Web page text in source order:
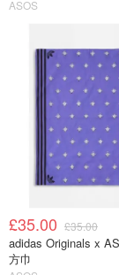
ASOS
£35.00 £35.00
adidas Originals x
方巾